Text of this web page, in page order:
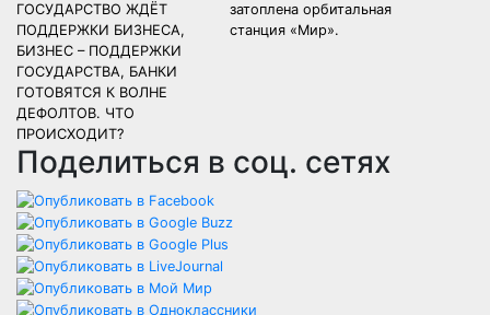
ГОСУДАРСТВО ЖДЁТ
ПОДДЕРЖКИ БИЗНЕСА,
БИЗНЕС – ПОДДЕРЖКИ
ГОСУДАРСТВА, БАНКИ
ГОТОВЯТСЯ К ВОЛНЕ
ДЕФОЛТОВ. ЧТО
ПРОИСХОДИТ?
затоплена орбитальная
станция «Мир».
Поделиться в соц. сетях